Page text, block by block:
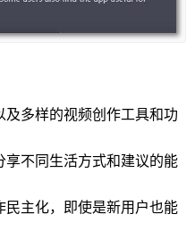
及多样的视频创作工具和功
享不同生活方式和建议的能
民主化，即使是新用户也能